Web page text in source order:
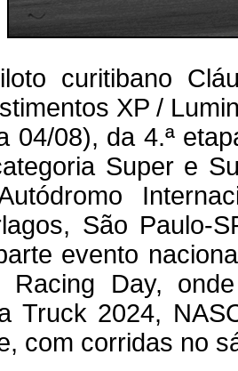
curitibano
XP /
04/08), da 4.ª
Super e
São Paulo-
evento
Racing Day,
Truck 2024,
com corridas no